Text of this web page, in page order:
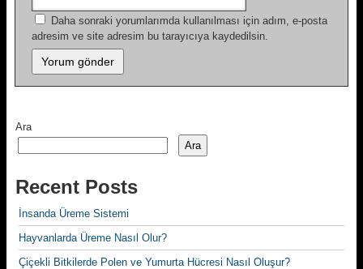
Daha sonraki yorumlarımda kullanılması için adım, e-posta
adresim ve site adresim bu tarayıcıya kaydedilsin.
Ara
Ara
Recent Posts
İnsanda Üreme Sistemi
Hayvanlarda Üreme Nasıl Olur?
Çiçekli Bitkilerde Polen ve Yumurta Hücresi Nasıl Oluşur?